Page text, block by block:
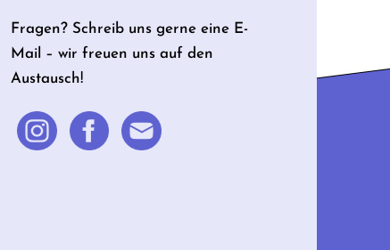
Fragen? Schreib uns gerne eine E-
Mail – wir freuen uns auf den
Austausch!